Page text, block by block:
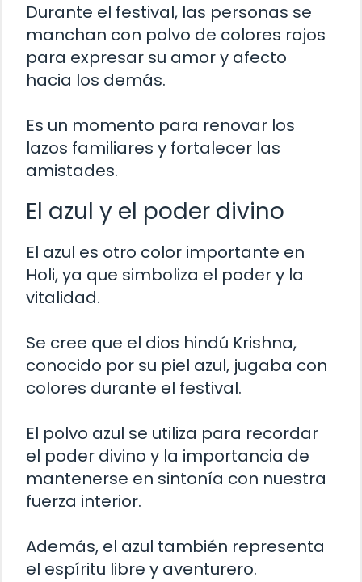
Durante el festival, las personas se
manchan con polvo de colores rojos
para expresar su amor y afecto
hacia los demás.
Es un momento para renovar los
lazos familiares y fortalecer las
amistades.
El azul y el poder divino
El azul es otro color importante en
Holi, ya que simboliza el poder y la
vitalidad.
Se cree que el dios hindú Krishna,
conocido por su piel azul, jugaba con
colores durante el festival.
El polvo azul se utiliza para recordar
el poder divino y la importancia de
mantenerse en sintonía con nuestra
fuerza interior.
Además, el azul también representa
el espíritu libre y aventurero.